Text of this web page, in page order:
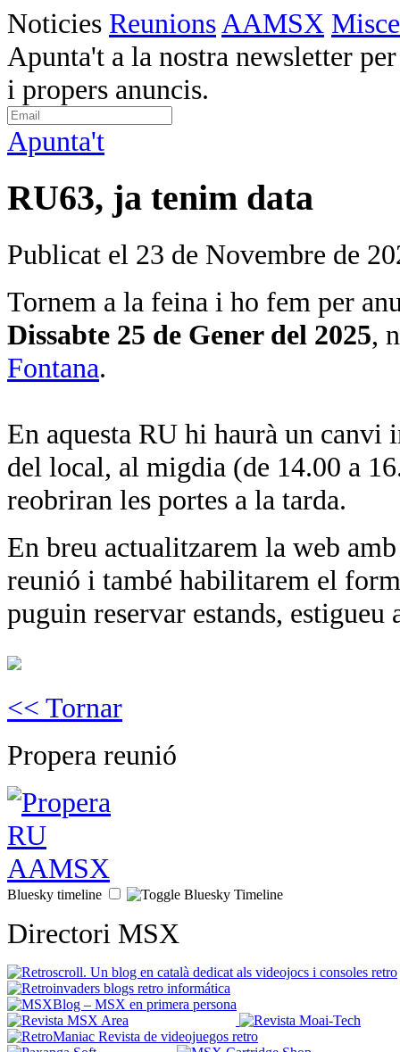
Noticies Reunions AAMSX
Apunta't a la nostra newsletter
i propers anuncis.
Apunta't
RU63, ja tenim data
Publicat el 23 de Novembre de
Tornem a la feina i ho fem per
Dissabte 25 de Gener del 2025,
Fontana.
En aquesta RU hi haurà un canvi
del local, al migdia (de 14.00 a
reobriran les portes a la tarda.
En breu actualitzarem la web
reunió i també habilitarem el
puguin reservar estands, estigueu
<< Tornar
Propera reunió
Bluesky timeline
Directori MSX